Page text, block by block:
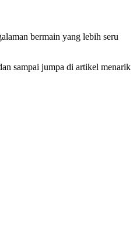
bermain yang lebih seru
sampai jumpa di artikel menarik